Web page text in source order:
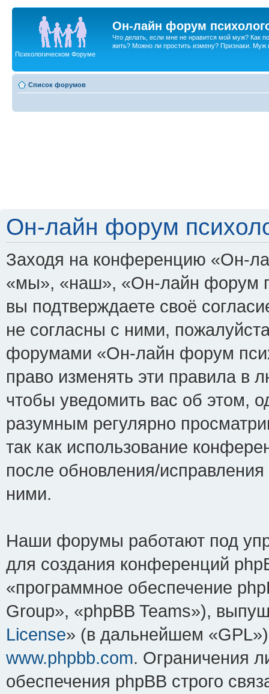
Он-лайн форум
Что делать, если мне не нравится мой муж? Как
жить? Можно ли простить измену? Признаки. Муж
Психологическом Форуме
Список форумов
Он-лайн форум
Заходя на конференцию «Он-
«мы», «наш», «Он-лайн форум
вы подтверждаете своё
не согласны с ними,
форумами «Он-лайн форум
право изменять эти правила в
чтобы уведомить вас об этом,
разумным регулярно
так как использование
после обновления/
ними.
Наши форумы работают под
для создания конференций
«программное обеспечение
Group», «phpBB Teams»),
License» (в дальнейшем
www.phpbb.com. Ограничения
обеспечения phpBB строго